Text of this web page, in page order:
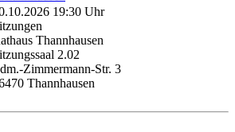
19:30 Uhr
Thannhausen
2.02
Zimmermann-Str. 3
Thannhausen